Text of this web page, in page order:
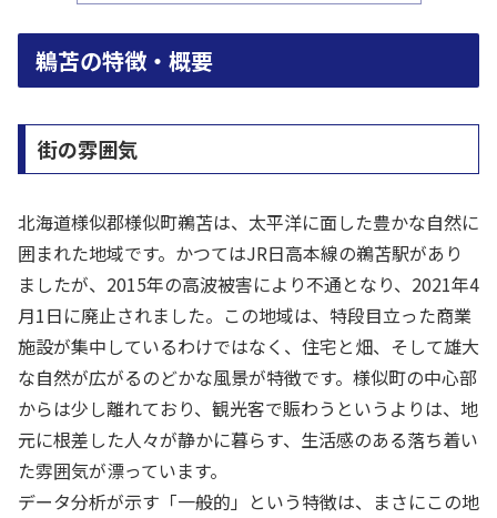
鵜苫の特徴・概要
街の雰囲気
北海道様似郡様似町鵜苫は、太平洋に面した豊かな自然に
囲まれた地域です。かつてはJR日高本線の鵜苫駅があり
ましたが、2015年の高波被害により不通となり、2021年4
月1日に廃止されました。この地域は、特段目立った商業
施設が集中しているわけではなく、住宅と畑、そして雄大
な自然が広がるのどかな風景が特徴です。様似町の中心部
からは少し離れており、観光客で賑わうというよりは、地
元に根差した人々が静かに暮らす、生活感のある落ち着い
た雰囲気が漂っています。
データ分析が示す「一般的」という特徴は、まさにこの地